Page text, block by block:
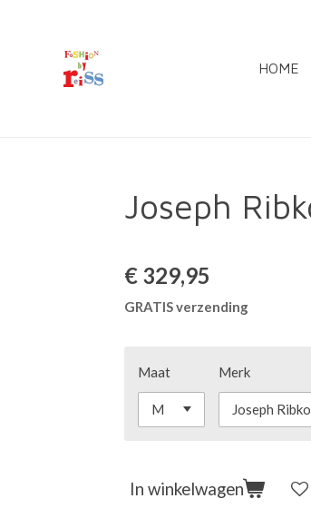
HOME
Joseph
€ 329,95
GRATIS verzending
Maat Merk
In winkelwagen